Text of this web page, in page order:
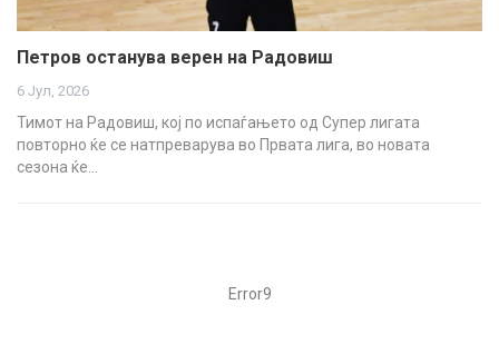
Петров останува верен на Радовиш
6 Јул, 2026
Тимот на Радовиш, кој по испаѓањето од Супер лигата
повторно ќе се натпреварува во Првата лига, во новата
сезона ќе…
Error9